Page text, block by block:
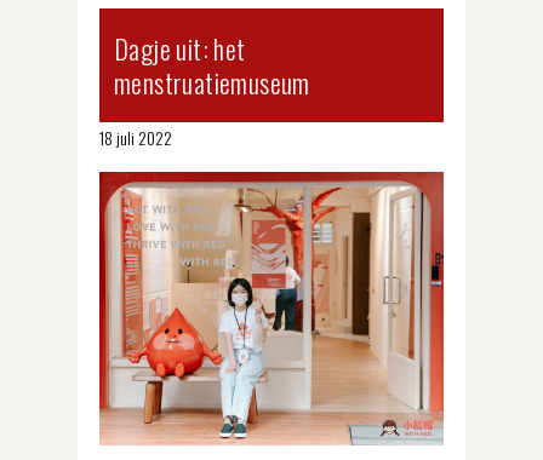
Dagje uit: het
menstruatiemuseum
18 juli 2022